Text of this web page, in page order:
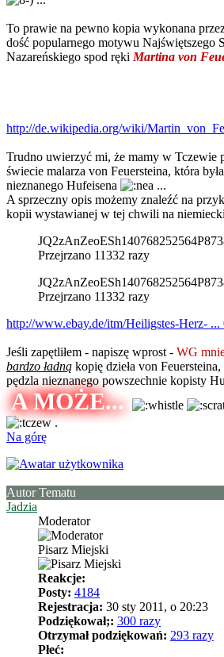
To prawie na pewno kopia wykonana
dość popularnego motywu Najświętszego
Nazareńskiego spod rękiMartina von
http://de.wikipedia.org/wiki/
Trudno uwierzyć mi, że mamy w Tczewie
świecie malarza von Feuersteina, która
nieznanego Hufeisena
...
A sprzeczny opis możemy znaleźć na
kopii wystawianej w tej chwili na
Przejrzano 11332 razy
Przejrzano 11332 razy
http://www.ebay.de/itm/Heiligstes-Herz- ...
Jeśli zapętliłem - napiszę wprost - WG
bardzo ładną kopię dzieła von
pędzla nieznanego powszechnie kopisty
A MOŻE...
.
Na górę
Autor Tematu
Jadzia
Moderator
Pisarz Miejski
Reakcje:
Posty: 4184
Rejestracja: 30 sty 2011, o 20:23
Podziękował;: 300 razy
Otrzymał podziękowań: 293 razy
Płeć: